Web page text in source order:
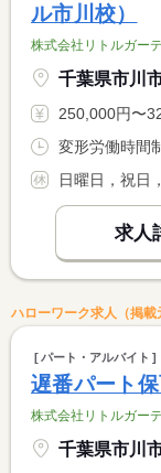
ル市川校）
株式会社リトルガー
千葉県市川
250,000円〜320,000円 ※フル
日曜日，祝日
求人
ハローワーク求人（掲載
パート・アルバイト
遅番パート
株式会社リトルガー
千葉県市川